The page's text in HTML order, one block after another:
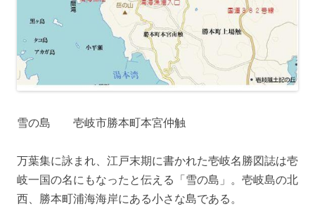
雪の島 壱岐市勝本町本宮仲触
万葉集に詠まれ、江戸末期に書かれた壱岐名勝図誌は壱
岐一国の名にもなったと伝える「雪の島」。壱岐島の北
西、勝本町浦海海岸にある小さな島である。